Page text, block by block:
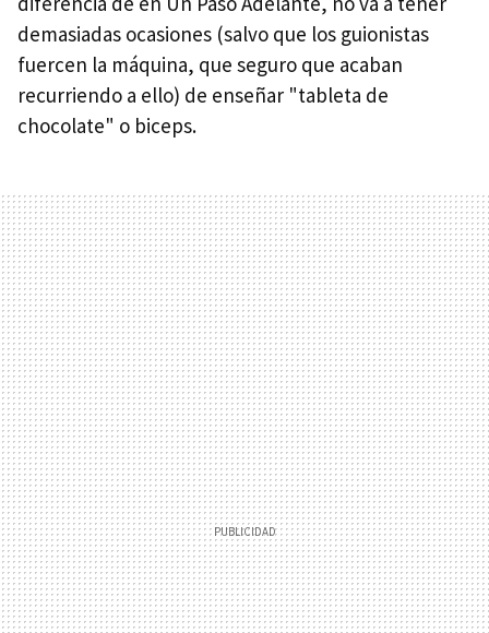
demasiadas ocasiones (salvo que los guionistas
fuercen la máquina, que seguro que acaban
recurriendo a ello) de enseñar "tableta de
chocolate" o biceps.